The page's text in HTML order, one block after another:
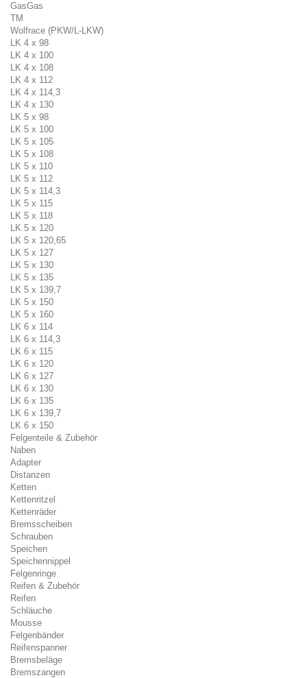
GasGas
TM
Wolfrace (PKW/L-LKW)
LK 4 x 98
LK 4 x 100
LK 4 x 108
LK 4 x 112
LK 4 x 114,3
LK 4 x 130
LK 5 x 98
LK 5 x 100
LK 5 x 105
LK 5 x 108
LK 5 x 110
LK 5 x 112
LK 5 x 114,3
LK 5 x 115
LK 5 x 118
LK 5 x 120
LK 5 x 120,65
LK 5 x 127
LK 5 x 130
LK 5 x 135
LK 5 x 139,7
LK 5 x 150
LK 5 x 160
LK 6 x 114
LK 6 x 114,3
LK 6 x 115
LK 6 x 120
LK 6 x 127
LK 6 x 130
LK 6 x 135
LK 6 x 139,7
LK 6 x 150
Felgenteile & Zubehör
Naben
Adapter
Distanzen
Ketten
Kettenritzel
Kettenräder
Bremsscheiben
Schrauben
Speichen
Speichennippel
Felgenringe
Reifen & Zubehör
Reifen
Schläuche
Mousse
Felgenbänder
Reifenspanner
Bremsbeläge
Bremszangen